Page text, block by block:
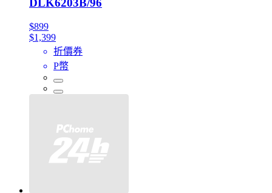
DLK6203B/96
$899
$1,399
折價券
P幣